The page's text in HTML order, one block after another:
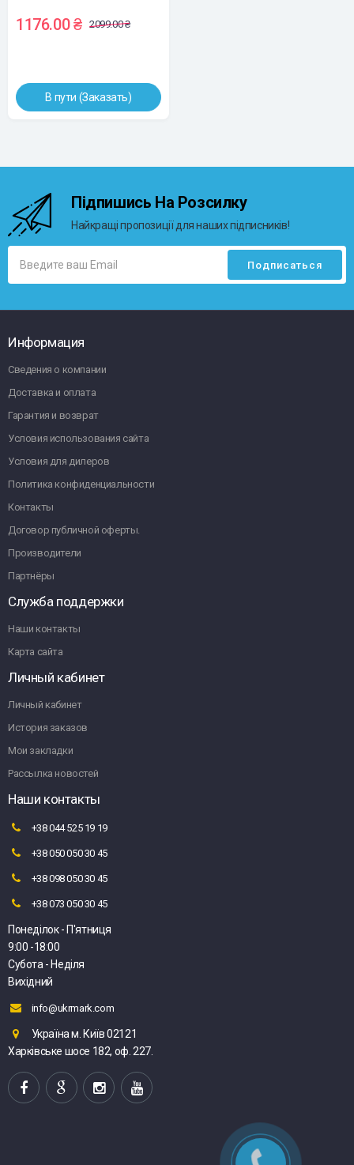
этикетках
1176.00 ₴ 2099.00 ₴
В пути (Заказать)
Підпишись На Розсилку
Найкращі пропозиції для наших підписників!
Информация
Сведения о компании
Доставка и оплата
Гарантия и возврат
Условия использования сайта
Условия для дилеров
Политика конфиденциальности
Контакты
Договор публичной оферты.
Производители
Партнёры
Служба поддержки
Наши контакты
Карта сайта
Личный кабинет
Личный кабинет
История заказов
Мои закладки
Рассылка новостей
Наши контакты
+38 044 525 19 19
+38 050 050 30 45
+38 098 050 30 45
+38 073 050 30 45
Понеділок - П'ятниця
9:00 -18:00
Субота - Неділя
Вихідний
info@ukrmark.com
Україна м. Київ 02121
Харківське шосе 182, оф. 227.